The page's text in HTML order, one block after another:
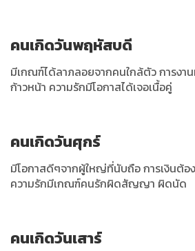
คนเกิดวันพฤหัสบดี
มีเกณฑ์ได้ลาภลอยจากคนใกล้ตัว การงา
ก้าวหน้า ความรักมีโอกาสได้เจอเนื้อคู่
คนเกิดวันศุกร์
มีโอกาสดีๆจากผู้ใหญ่ที่นับถือ การเงินต้อ
ความรักมีเกณฑ์คนรักผิดสัญญา ผิดนัด
คนเกิดวันเสาร์